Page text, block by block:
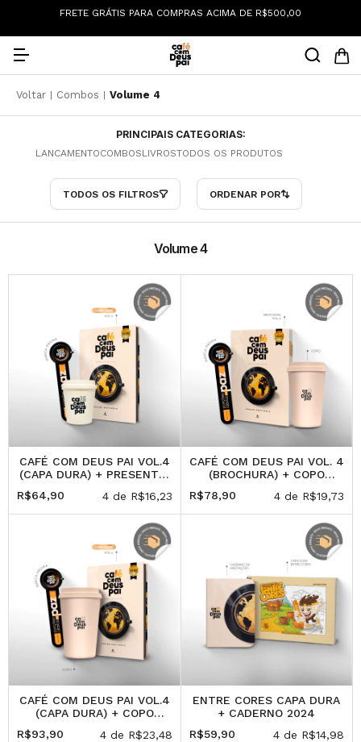
FRETE GRÁTIS PARA COMPRAS ACIMA DE R$500,00
Voltar Combos Volume 4
PRINCIPAIS CATEGORIAS:
LANCAMENTOCOMBOSLIVROSTODOS OS PRODUTOS
TODOS OS FILTROS ORDENAR POR
Volume 4
CAFÉ COM DEUS PAI VOL.4
(CAPA DURA) + PRESENTE:
R$64,90 4 de R$16,23
CAFÉ COM DEUS PAI VOL. 4
(BROCHURA) + COPO
R$78,90 4 de R$19,73
CAFÉ COM DEUS PAI VOL.4
(CAPA DURA) + COPO
R$93,90 4 de R$23,48
ENTRE CORES CAPA DURA
+ CADERNO 2024
R$59,90
4 de R$14,98